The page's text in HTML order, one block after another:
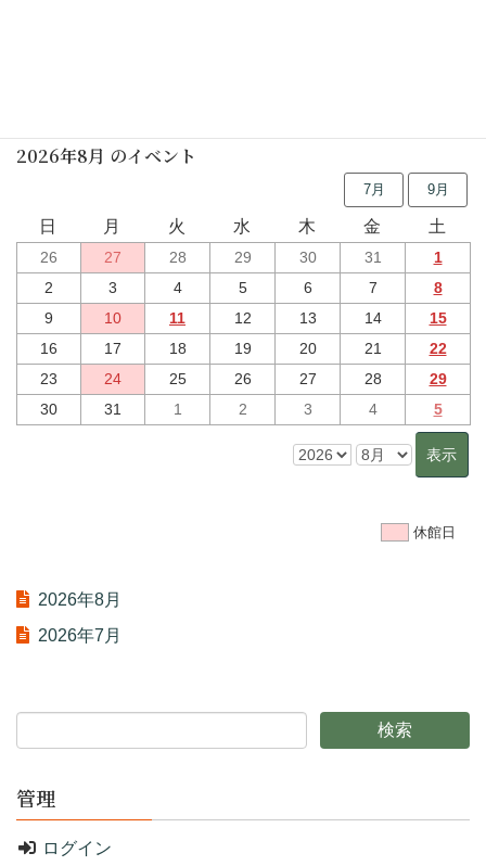
2026年8月 のイベント
7月 9月
日 月 火 水 木 金 土
26 27 28 29 30 31
1
2
3 4 5 6 7
8
9
10 11 12 13 14
15
16
17 18 19 20 21
22
23
24 25 26 27 28
29
30
31 1 2 3 4 5
休館日
2026年8月
2026年7月
管理
ログイン